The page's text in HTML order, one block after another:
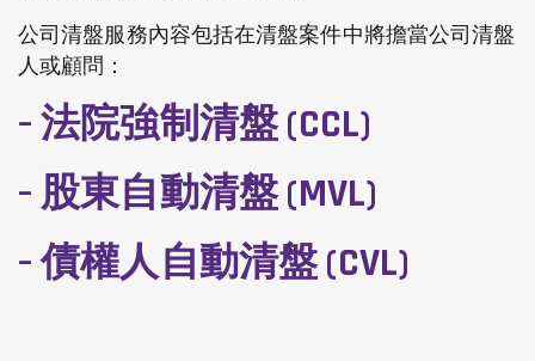
公司清盤服務內容包括在清盤案件中將擔當公司清盤
人或顧問：
– 法院強制清盤 (CCL)
– 股東自動清盤 (MVL)
– 債權人自動清盤 (CVL)